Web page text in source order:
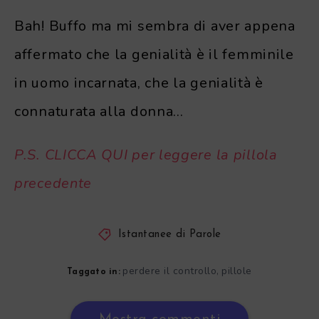
Bah! Buffo ma mi sembra di aver appena
affermato che la genialità è il femminile
in uomo incarnata, che la genialità è
connaturata alla donna…
P.S. CLICCA QUI per leggere la pillola
precedente
Istantanee di Parole
Taggato in: perdere il controllo, pillole